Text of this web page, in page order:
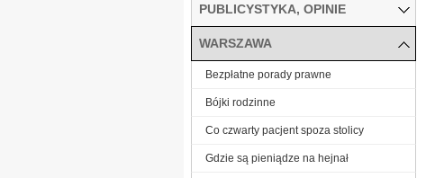
PUBLICYSTYKA, OPINIE
WARSZAWA
Bezpłatne porady prawne
Bójki rodzinne
Co czwarty pacjent spoza stolicy
Gdzie są pieniądze na hejnał